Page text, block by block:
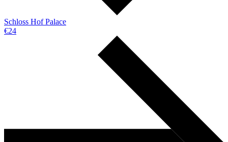
Schloss Hof Palace
€24